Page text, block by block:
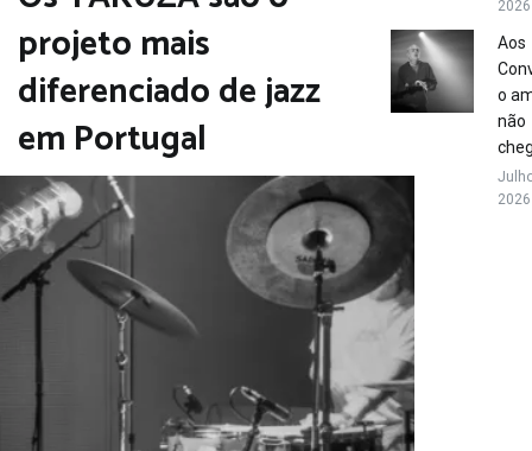
projeto mais
diferenciado de jazz
em Portugal
2026
Aos
o
não
2026